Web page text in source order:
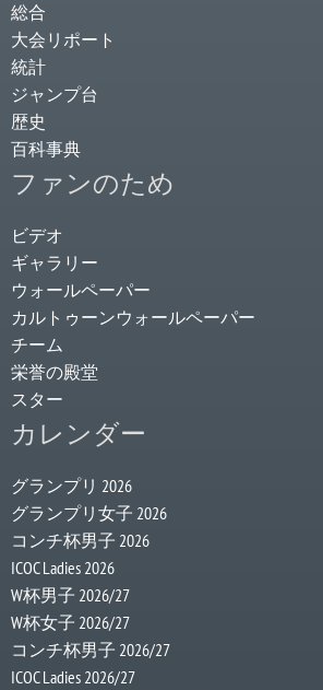
総合
大会リポート
統計
ジャンプ台
歴史
百科事典
ファンのため
ビデオ
ギャラリー
ウォールペーパー
カルトゥーンウォールペーパー
チーム
栄誉の殿堂
スター
カレンダー
グランプリ 2026
グランプリ女子 2026
コンチ杯男子 2026
ICOC Ladies 2026
W杯男子 2026/27
W杯女子 2026/27
コンチ杯男子 2026/27
ICOC Ladies 2026/27